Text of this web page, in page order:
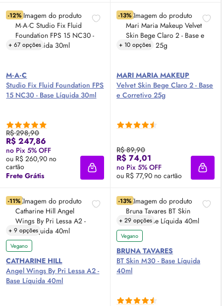
-12%
+ 67 opções
M·A·C
Studio Fix Fluid FoundationFPS
15 NC30 - Base Líquida 30ml
R$ 298,90
R$ 247,86
no Pix 5% OFF
ou R$ 260,90 no
cartão
Frete Grátis
Adicionar à sacola
-13%
+ 10 opções
MARI MARIA MAKEUP
VelvetSkin Bege Claro 2 - Base
e Corretivo 25g
R$ 89,90
R$ 74,01
no Pix 5% OFF
ou R$ 77,90 no cartão
-11%
+ 9 opções
Vegano
CATHARINE HILL
Angel Wings By Pri Lessa A2 -
Base Líquida 40ml
-13%
+ 29 opções
Vegano
BRUNA TAVARES
BTSkin M30 - Base Líquida
40ml